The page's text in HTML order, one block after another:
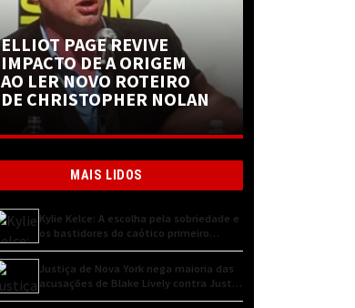
ELLIOT PAGE REVIVE
IMPACTO DE A ORIGEM
AO LER NOVO ROTEIRO
DE CHRISTOPHER NOLAN
MAIS LIDOS
Kylie Kelce: A escolha pela sobriedade e
os bastidores do caótico primeiro
encontro
Justiça de Nova York nega maioria das
acusações de Blake Lively contra Justin
Baldoni